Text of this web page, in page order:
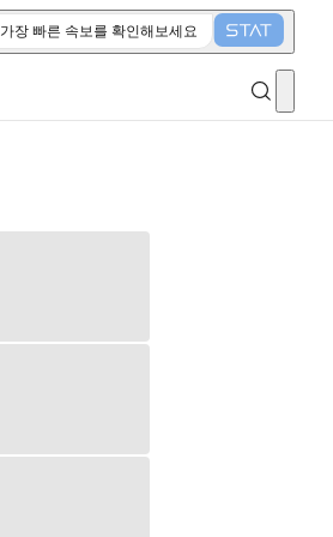
가장 빠른 속보를 확인해보세요